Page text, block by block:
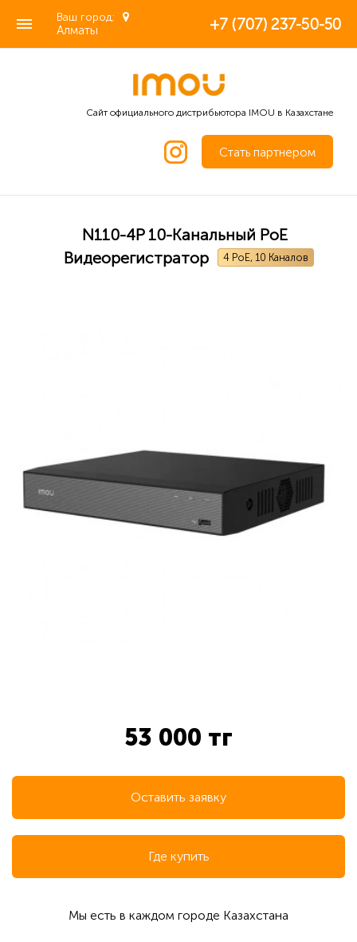
Ваш город:
Алматы +7 (707) 237-50-50
Сайт официального дистрибьютора IMOU в Казахстане
Стать партнером
N110-4P 10-Канальный PoE
Видеорегистратор
4 PoE, 10 Каналов
53 000 тг
Оставить заявку
Где купить
Мы есть в каждом городе Казахстана